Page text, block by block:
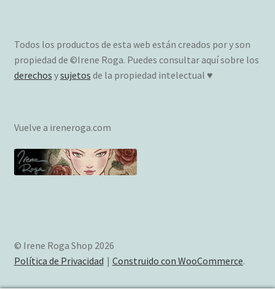
Todos los productos de esta web están creados por y son
propiedad de ©Irene Roga. Puedes consultar aquí sobre los
derechos ysujetos de la propiedad intelectual ♥
Vuelve a ireneroga.com
© Irene Roga Shop 2026
Política de Privacidad
Construido con WooCommerce.